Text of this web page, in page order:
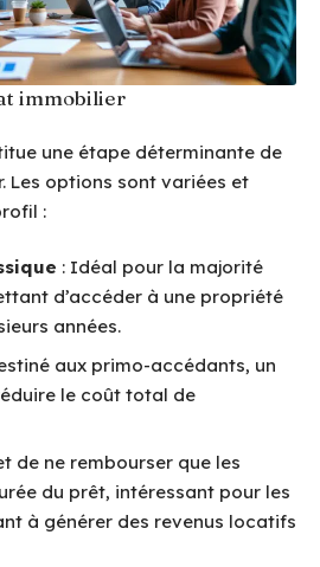
immobilier
une étape déterminante de
Les options sont variées et
:
: Idéal pour la majorité
d’accéder à une propriété
années.
aux primo-accédants, un
le coût total de
de ne rembourser que les
du prêt, intéressant pour les
à générer des revenus locatifs